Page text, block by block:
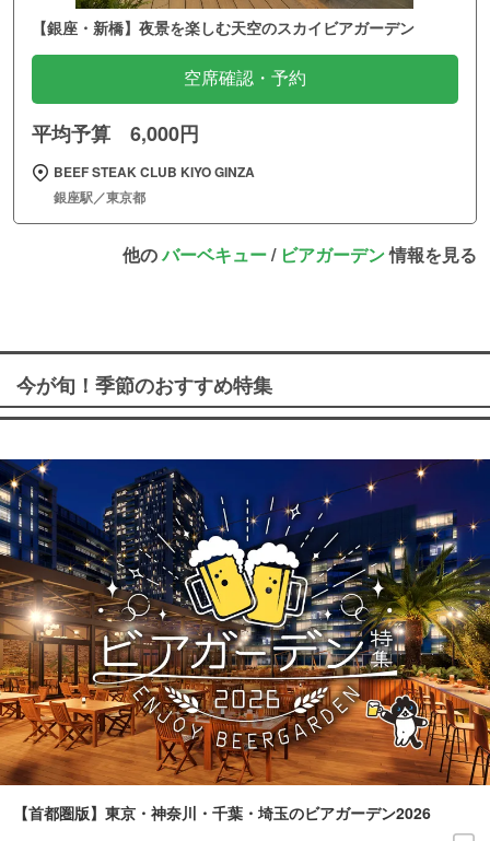
【銀座・新橋】夜景を楽しむ天空のスカイビアガーデン
空席確認・予約
平均予算 6,000円
BEEF STEAK CLUB KIYO GINZA
銀座駅／東京都
他のバーベキュー/ ビアガーデン情報を見る
今が旬！季節のおすすめ特集
【首都圏版】東京・神奈川・千葉・埼玉のビアガーデン2026